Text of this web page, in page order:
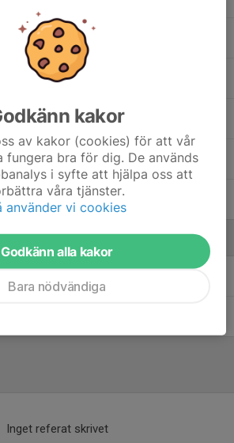
Inget referat skrivet
kakor
av kakor (cookies) för att vår
fungera bra för dig. De används
i syfte att hjälpa oss att
våra tjänster.
använder vi cookies
Godkänn alla kakor
Bara nödvändiga